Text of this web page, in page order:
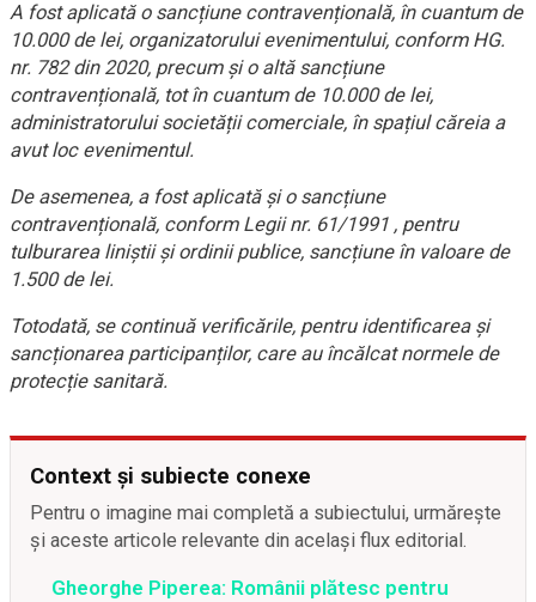
A fost aplicată o sancțiune contravențională, în cuantum de
10.000 de lei, organizatorului evenimentului, conform HG.
nr. 782 din 2020, precum și o altă sancțiune
contravențională, tot în cuantum de 10.000 de lei,
administratorului societății comerciale, în spațiul căreia a
avut loc evenimentul.
De asemenea, a fost aplicată și o sancțiune
contravențională, conform Legii nr. 61/1991 , pentru
tulburarea liniștii și ordinii publice, sancțiune în valoare de
1.500 de lei.
Totodată, se continuă verificările, pentru identificarea și
sancționarea participanților, care au încălcat normele de
protecție sanitară.
Context și subiecte conexe
Pentru o imagine mai completă a subiectului, urmărește
și aceste articole relevante din același flux editorial.
Gheorghe Piperea: Românii plătesc pentru